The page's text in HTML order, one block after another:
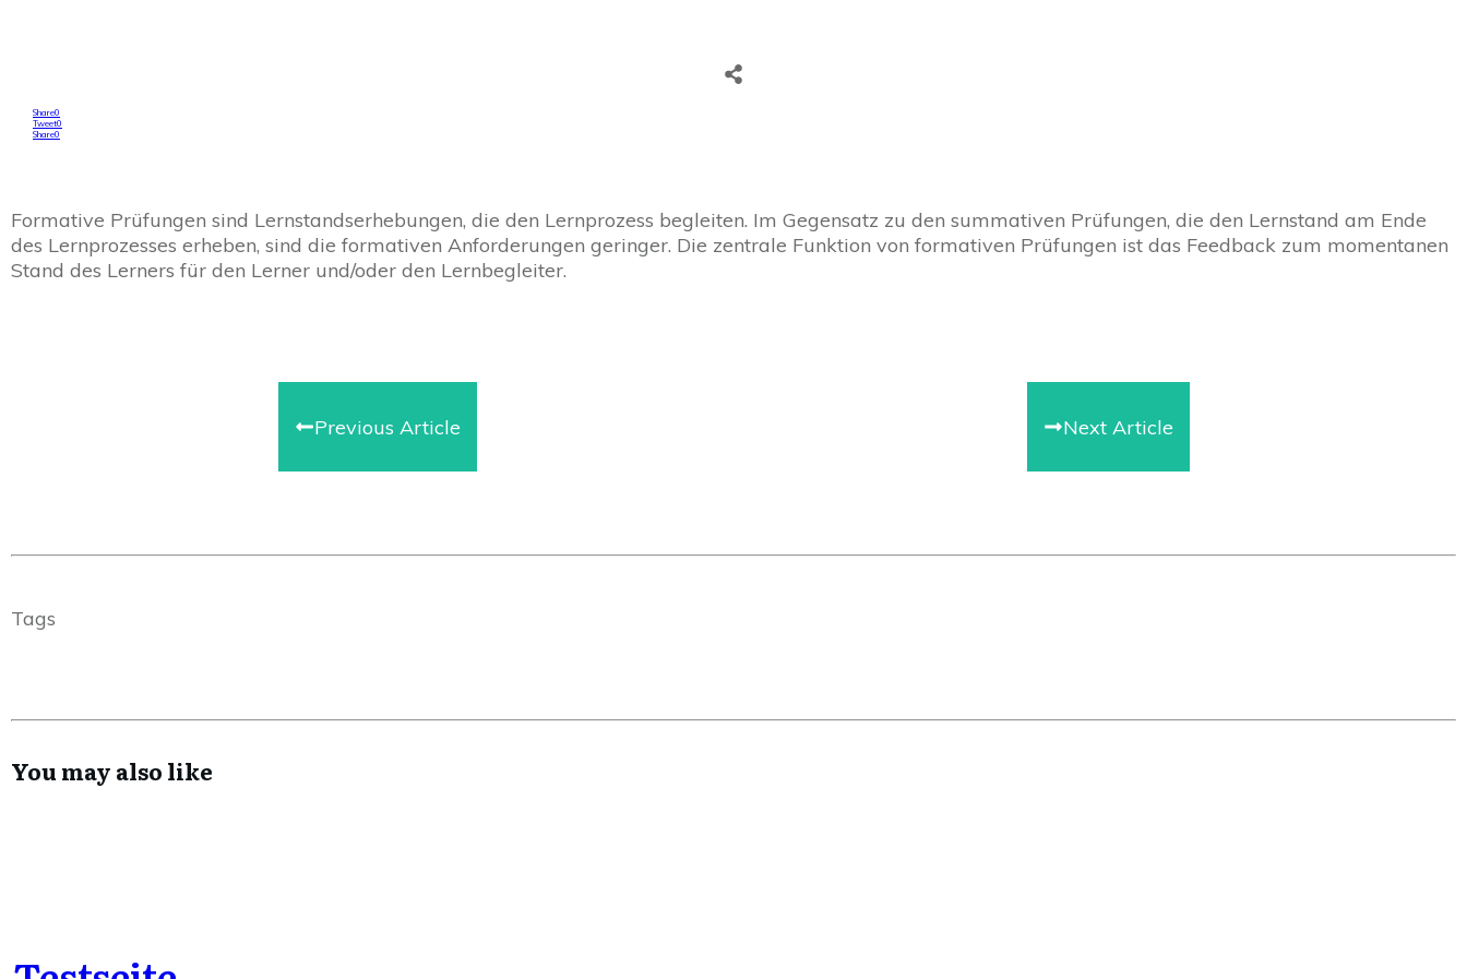
Share0
Tweet0
Share0
Formative Prüfungen sind Lernstandserhebungen, die den Lernprozess begleiten. Im Gegensatz zu den summativen Prüfungen, die den Lernstand am Ende
des Lernprozesses erheben, sind die formativen Anforderungen geringer. Die zentrale Funktion von formativen Prüfungen ist das Feedback zum momentanen
Stand des Lerners für den Lerner und/oder den Lernbegleiter.
Previous Article Next Article
Tags
You may also like